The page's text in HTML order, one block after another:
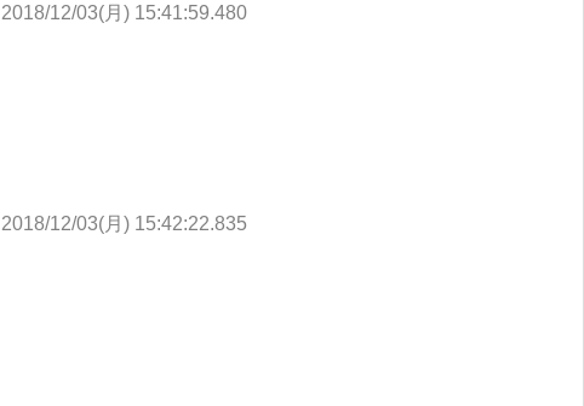
2018/12/03(月) 15:41:59.480
2018/12/03(月) 15:42:22.835